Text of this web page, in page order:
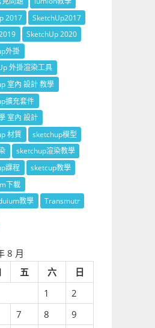
2017
SketchUp2017
SketchUp 2020
外掛
外掛渲染工具
室內 設計 教學
擴充套件
室內 設計
材質
sketchup模型
sketchup渲染教學
課程
sketcup教學
下載
教學
Transmutr
8 月
五 六
日
1
2
7 8
9